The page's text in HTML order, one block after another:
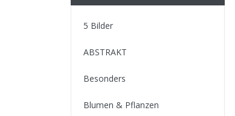
5 Bilder
ABSTRAKT
Besonders
Blumen & Pflanzen